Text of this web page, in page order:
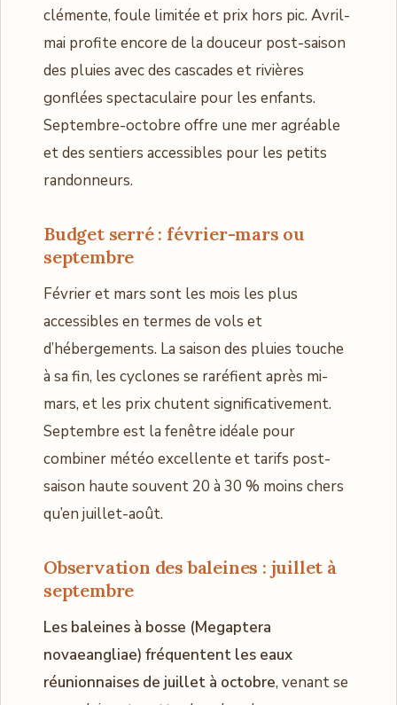
clémente, foule limitée et prix hors pic. Avril-
mai profite encore de la douceur post-saison
des pluies avec des cascades et rivières
gonflées spectaculaire pour les enfants.
Septembre-octobre offre une mer agréable
et des sentiers accessibles pour les petits
randonneurs.
Budget serré : février-mars ou
septembre
Février et mars sont les mois les plus
accessibles en termes de vols et
d’hébergements. La saison des pluies touche
à sa fin, les cyclones se raréfient après mi-
mars, et les prix chutent significativement.
Septembre est la fenêtre idéale pour
combiner météo excellente et tarifs post-
saison haute souvent 20 à 30 % moins chers
qu’en juillet-août.
Observation des baleines : juillet à
septembre
Les baleines à bosse (Megaptera
novaeangliae) fréquentent les eaux
réunionnaises de juillet à octobre, venant se